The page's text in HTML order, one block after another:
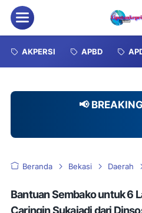
Menu
AKPERSI APBD
📢
AKPERSI
Beranda Bekasi Daerah
Bantuan Sembako untuk 6
Caringin Sukajadi dari